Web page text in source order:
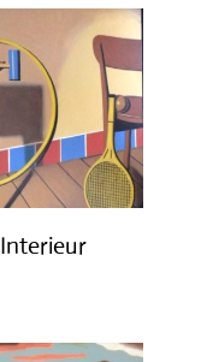
Interieur